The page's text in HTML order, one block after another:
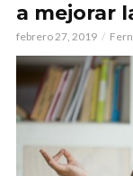
a mejorar
febrero 27, 2019